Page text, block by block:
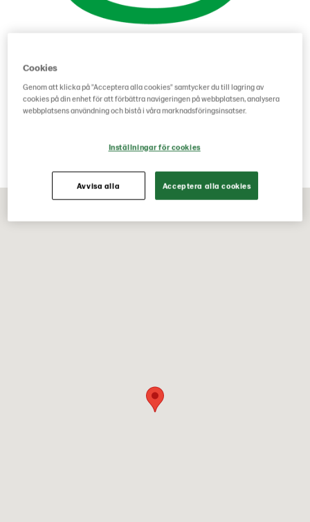
Kontaktinformation
Besöksadress
Stationsvägen 7
Cookies
Genom att klicka på "Acceptera alla cookies" samtycker du till lagring av
cookies på din enhet för att förbättra navigeringen på webbplatsen, analysera
webbplatsens användning och bistå i våra marknadsföringsinsatser.
Inställningar för cookies
Avvisa alla Acceptera alla cookies